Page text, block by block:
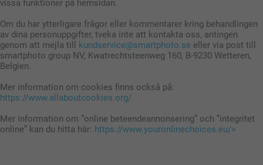
vissa funktioner på hemsidan.
Om du har ytterligare frågor eller kommentarer kring behandlingen
av dina personuppgifter, tveka inte att kontakta oss, antingen
genom att mejla till
kundservice@smartphoto.se eller via post till
smartphoto group NV, Kwatrechtsteenweg 160, B-9230 Wetteren,
Belgien.
Mer information om cookies finns också på:
https://www.allaboutcookies.org/
Mer information om ”online beteendeannonsering” och ”integritet
online” kan du hitta här: https://www.youronlinechoices.eu/>